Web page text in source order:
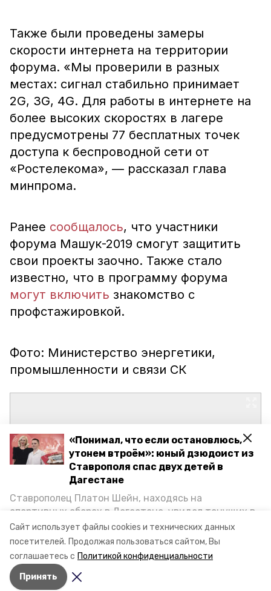
Сайт использует файлы cookies и технических данных
посетителей. Продолжая пользоваться сайтом, Вы
соглашаетесь с Политикой конфиденциальности
Принять
«Понимал, что если остановлюсь,
утонем втроём»: юный дзюдоист из
Ставрополя спас двух детей в
Дагестане
Ставрополец Платон Шейн, находясь на
спортивных сборах в Дегестане, увидел тонущих в
Каспийском море детей и бросился на помощь. По
возвращении домой, отважного мальчика
пригласили в министерство образования края и
наградили. Корреспондент «Победы26» пообщался
с юным героем.
Также были проведены замеры
скорости интернета на территории
форума. «Мы проверили в разных
местах: сигнал стабильно принимает
2G, 3G, 4G. Для работы в интернете на
более высоких скоростях в лагере
предусмотрены 77 бесплатных точек
доступа к беспроводной сети от
«Ростелекома», — рассказал глава
минпрома.
Ранее сообщалось, что участники
форума Машук-2019 смогут защитить
свои проекты заочно. Также стало
известно, что в программу форума
могут включить знакомство с
профстажировкой.
Фото: Министерство энергетики,
промышленности и связи СК